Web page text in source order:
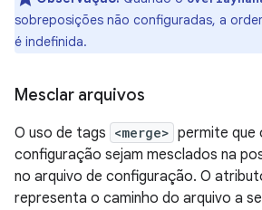
sobreposições não configuradas, a
é indefinida.
Mesclar arquivos
O uso de tags <merge> permite que
configuração sejam mesclados na
no arquivo de configuração. O
representa o caminho do arquivo a